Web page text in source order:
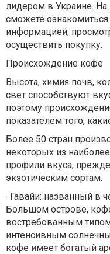
лидером в Украине.
сможете
информацией,
осуществить покупку.
Происхождение кофе
Высота, химия почв,
свет способствуют
поэтому
показателем того,
Более 50 стран
некоторых из
профили вкуса,
экзотическим сортам.
· Гавайи: названный в
Большом острове,
востребованным
интенсивным
кофе имеет богатый